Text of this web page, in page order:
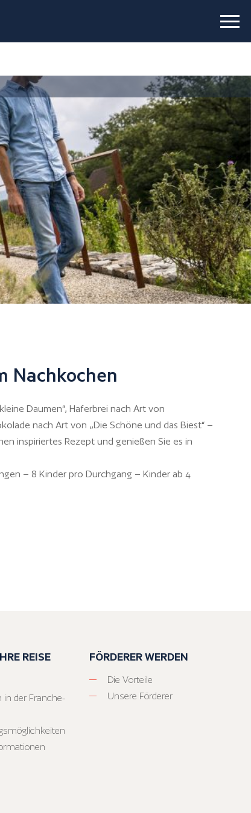
Nachkochen
Daumen“, Haferbrei nach Art von
nach Art von „Die Schöne und das Biest“ –
inspiriertes Rezept und genießen Sie es in
– 8 Kinder pro Durchgang – Kinder ab 4
REISE
in der Franche-
FÖRDERER WERDEN
Die Vorteile
Unsere Förderer